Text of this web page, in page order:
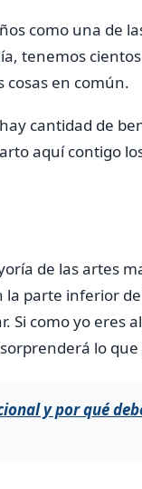
como una de
tenemos
cosas en común.
cantidad de
aquí contigo
de las artes
parte inferior
Si como yo eres
lo que
y por qué